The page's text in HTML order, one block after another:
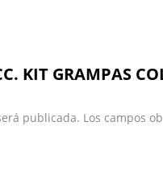
KIT GRAMPAS
publicada. Los campos